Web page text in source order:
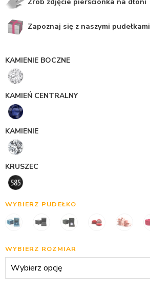
Zapoznaj się z naszymi pudełkami
KAMIENIE BOCZNE
KAMIEŃ CENTRALNY
KAMIENIE
KRUSZEC
WYBIERZ PUDEŁKO
WYBIERZ ROZMIAR